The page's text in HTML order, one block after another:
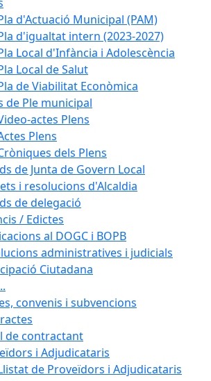
d'Actuació Municipal (PAM)
d'igualtat intern (2023-2027)
Local d'Infància i Adolescència
Local de Salut
de Viabilitat Econòmica
de Ple municipal
actes Plens
Plens
dels Plens
de Junta de Govern Local
i resolucions d'Alcaldia
de delegació
/ Edictes
al DOGC i BOPB
administratives i judicials
Ciutadana
convenis i subvencions
de contractant
i Adjudicataris
de Proveïdors i Adjudicataris